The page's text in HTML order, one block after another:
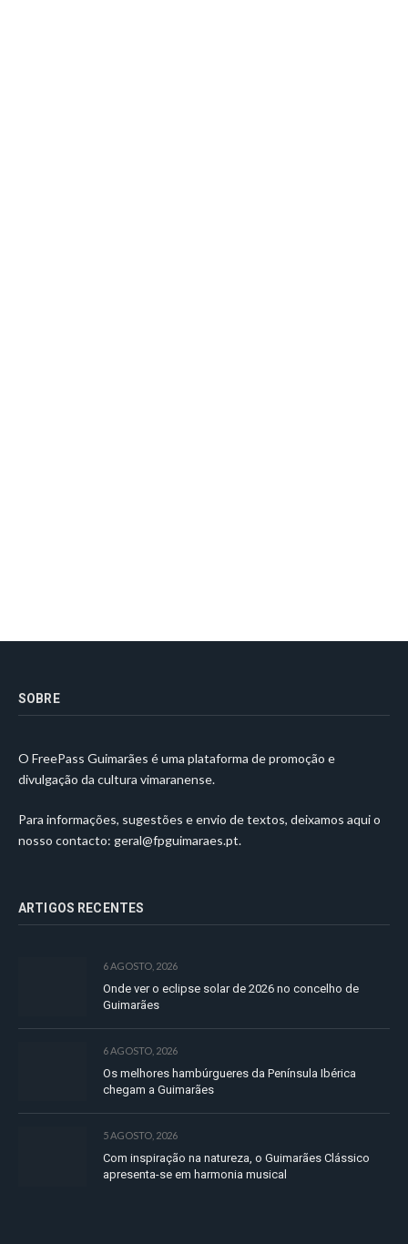
SOBRE
O FreePass Guimarães é uma plataforma de promoção e
divulgação da cultura vimaranense.
Para informações, sugestões e envio de textos, deixamos aqui o
nosso contacto: geral@fpguimaraes.pt.
ARTIGOS RECENTES
6 AGOSTO, 2026
Onde ver o eclipse solar de 2026 no concelho de
Guimarães
6 AGOSTO, 2026
Os melhores hambúrgueres da Península Ibérica
chegam a Guimarães
5 AGOSTO, 2026
Com inspiração na natureza, o Guimarães Clássico
apresenta-se em harmonia musical